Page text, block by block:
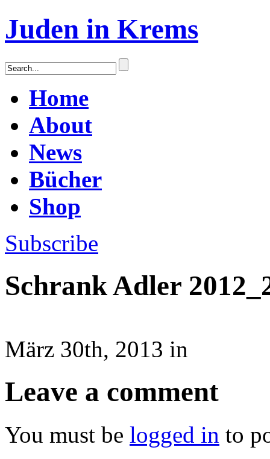
Juden in Krems
Home
About
News
Bücher
Shop
Subscribe
Schrank Adler
März 30th, 2013 in
Leave a comment
You must be logged in to